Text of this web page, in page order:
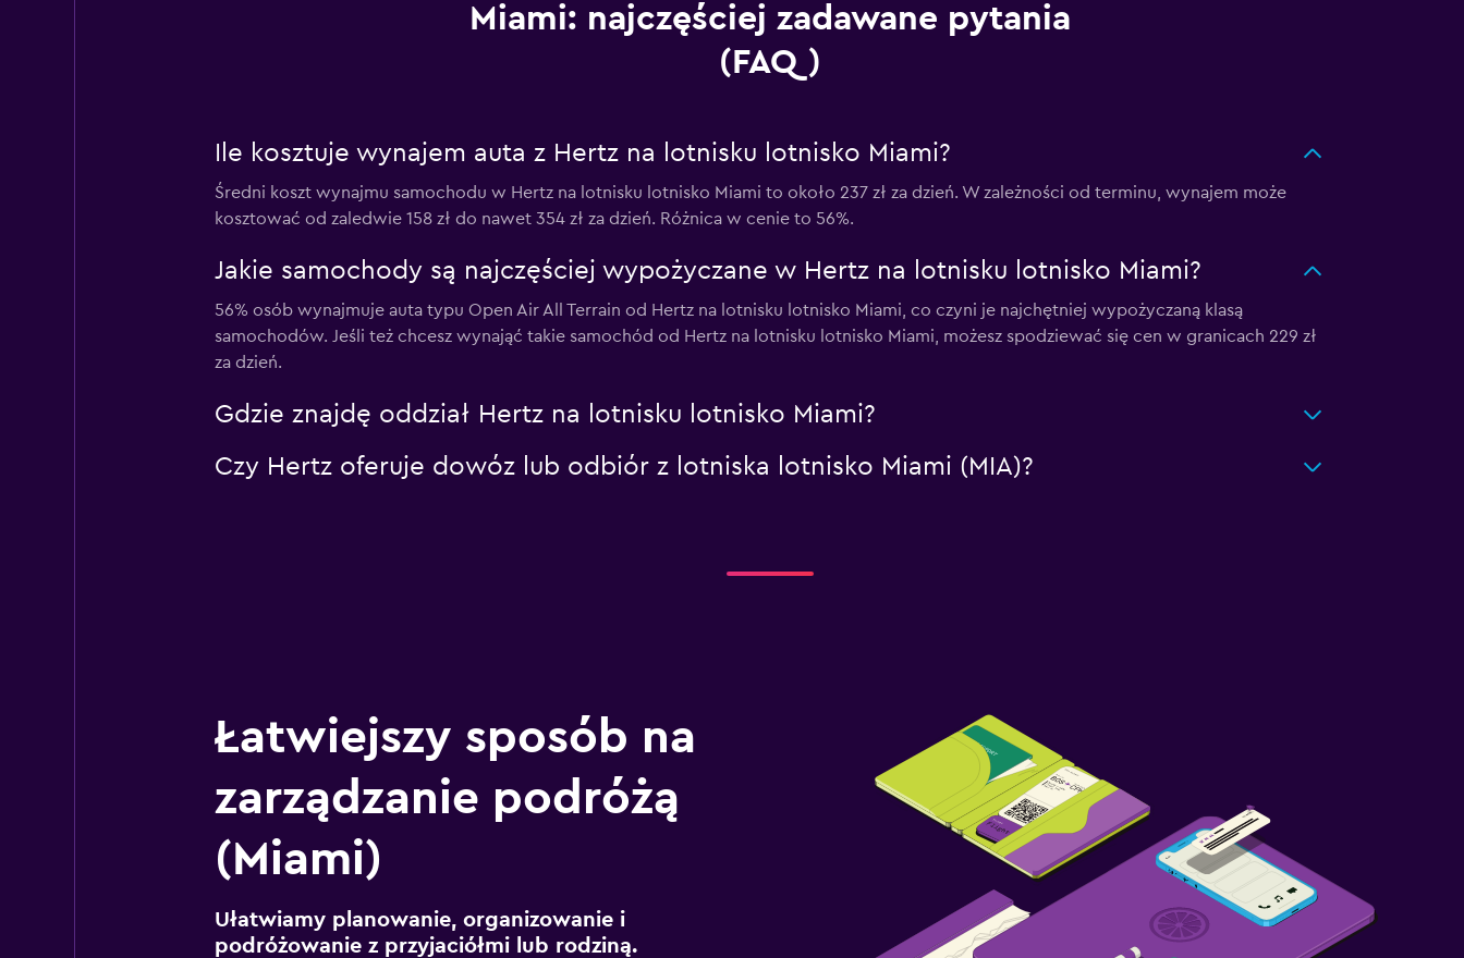
Miami: najczęściej zadawane pytania
(FAQ)
Ile kosztuje wynajem auta z Hertz na lotnisku lotnisko Miami?
Średni koszt wynajmu samochodu w Hertz na lotnisku lotnisko Miami to około 237 zł za dzień. W zależności od terminu, wynajem może
kosztować od zaledwie 158 zł do nawet 354 zł za dzień. Różnica w cenie to 56%.
Jakie samochody są najczęściej wypożyczane w Hertz na lotnisku lotnisko Miami?
56% osób wynajmuje auta typu Open Air All Terrain od Hertz na lotnisku lotnisko Miami, co czyni je najchętniej wypożyczaną klasą
samochodów. Jeśli też chcesz wynająć takie samochód od Hertz na lotnisku lotnisko Miami, możesz spodziewać się cen w granicach 229 zł
za dzień.
Gdzie znajdę oddział Hertz na lotnisku lotnisko Miami?
Czy Hertz oferuje dowóz lub odbiór z lotniska lotnisko Miami (MIA)?
Łatwiejszy sposób na
zarządzanie podróżą
(Miami)
Ułatwiamy planowanie, organizowanie i
podróżowanie z przyjaciółmi lub rodziną.